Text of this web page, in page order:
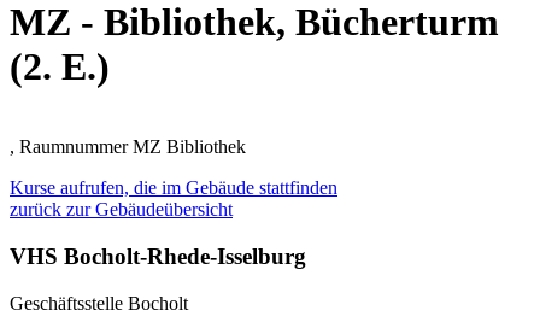
MZ - Bibliothek, Bücherturm
(2. E.)
, Raumnummer MZ Bibliothek
Kurse aufrufen, die im Gebäude stattfinden
zurück zur Gebäudeübersicht
VHS Bocholt-Rhede-Isselburg
Geschäftsstelle Bocholt